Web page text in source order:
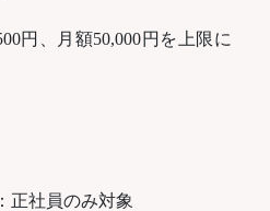
円、月額50,000円を上限に
正社員のみ対象